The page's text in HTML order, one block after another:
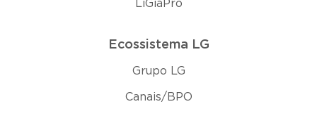
LiGiaPro
Ecossistema LG
Grupo LG
Canais/BPO